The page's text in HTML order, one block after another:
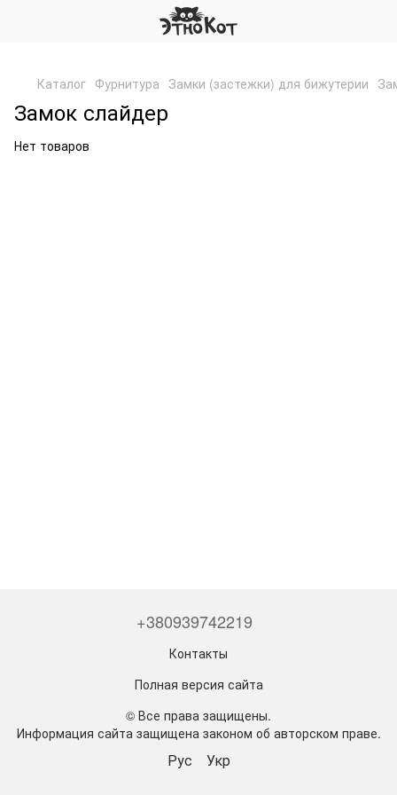
Каталог Фурнитура Замки (застежки) для бижутерии
Замок слайдер
Нет товаров
+380939742219
Контакты
Полная версия сайта
© Все права защищены.
Информация сайта защищена законом об авторском праве.
Рус Укр